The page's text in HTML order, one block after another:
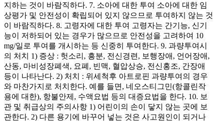
지하는 것이 바람직하다. 7. 소아에 대한 투여 소아에 대한 임
상평가 및 안전성이 확립되어 있지 않으므로 투여하지 않는 것
이 바람직하다. 8. 고령자에 대한 투여 고령자는 간기능, 신기
능이 저하되어 있는 경우가 많으므로 안전성을 고려하여 10
mg/일로 투여를 개시하는 등 신중히 투여한다. 9. 과량투여시
의 처치 1) 증상 : 헛소리, 흥분, 전신경련, 보행장애, 언어장애,
산동, 마비성장폐색, 요폐, 빈맥, 혈압상승, 전신홍조, 간장애
등이 나타난다. 2) 처치 : 위세척후 아트로핀 과량투여의 경우
와 마찬가지로 처치한다. 예를 들면, 네오스티그민(항콜린작
용에 대한), 항불안제, 수액요법 등의 대증요법을 한다. 10. 보
관 및 취급상의 주의사항 1) 어린이의 손이 닿지 않는 곳에 보
관한다. 2) 다른 용기에 바꾸어 넣는 것은 사고원인이 되거나